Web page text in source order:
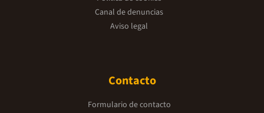
Canal de denuncias
Aviso legal
Contacto
Formulario de contacto